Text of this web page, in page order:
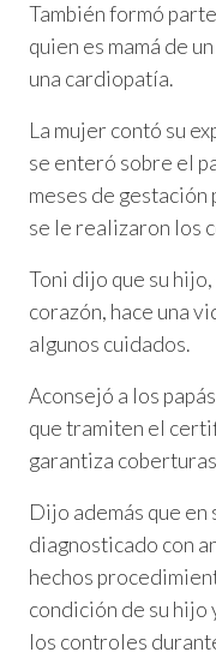
También formó
quien es mamá de
una cardiopatía.
La mujer contó su
se enteró sobre el
meses de gestación
se le realizaron los
Toni dijo que su
corazón, hace una
algunos cuidados.
Aconsejó a los
que tramiten el
garantiza
Dijo además que en
diagnosticado con
hechos
condición de su hijo
los controles